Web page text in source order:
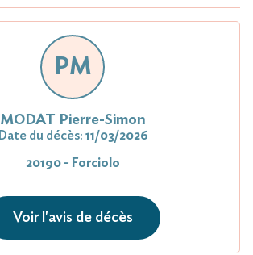
PM
MODAT Pierre-Simon
Date du décès: 11/03/2026
20190 - Forciolo
Voir l'avis de décès